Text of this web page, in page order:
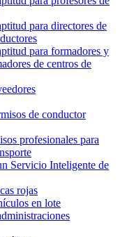
para directores de
para formadores y
de centros de
de conductor
profesionales para
Servicio Inteligente de
rojas
en lote